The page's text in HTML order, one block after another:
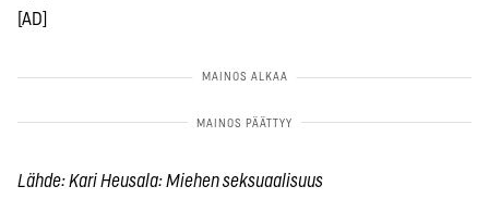
[AD]
Lähde: Kari Heusala: Miehen seksuaalisuus